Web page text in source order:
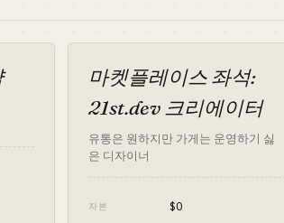
마켓플레이스 좌석:
21st.dev 크리에이터
유통은 원하지만 가게는 운영하기 싫
은 디자이너
자본 $0